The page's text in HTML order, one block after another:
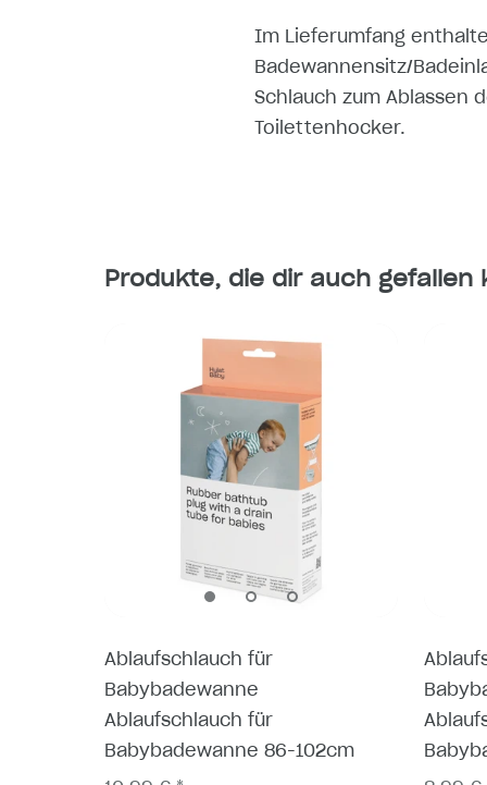
Im Lieferumfang
Badewannensitz/
Schlauch zum Ablassen
Toilettenhocker.
Produkte, die dir auch gefallen
Ablaufschlauch für
Babybadewanne
Ablaufschlauch für
Babybadewanne 86-102cm